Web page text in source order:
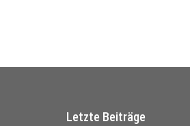
Letzte Beiträge